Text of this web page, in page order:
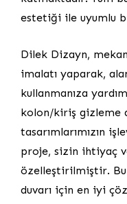
estetiği ile uyumlu
Dilek Dizayn,
imalatı yaparak,
kullanmanıza
kolon/kiriş gizleme
tasarımlarımızın
proje, sizin ihtiyaç
özelleştirilmiştir.
duvarı için en iyi